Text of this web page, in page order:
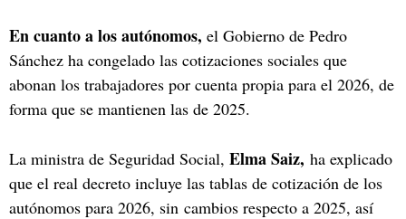
En cuanto a los autónomos, el Gobierno de Pedro
Sánchez ha congelado las cotizaciones sociales que
abonan los trabajadores por cuenta propia para el 2026, de
forma que se mantienen las de 2025.
La ministra de Seguridad Social, Elma Saiz, ha explicado
que el real decreto incluye las tablas de cotización de los
autónomos para 2026, sin cambios respecto a 2025, así